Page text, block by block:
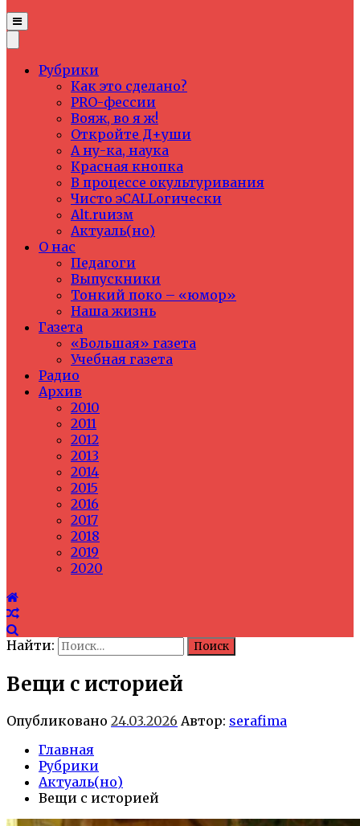
Рубрики
Как это сделано?
PRO-фессии
Вояж, во я ж!
Откройте Д+уши
А ну-ка, наука
Красная кнопка
В процессе окультуривания
Чисто эCALLогически
Alt.ruизм
Актуаль(но)
О нас
Педагоги
Выпускники
Тонкий поко – «юмор»
Наша жизнь
Газета
«Большая» газета
Учебная газета
Радио
Архив
2010
2011
2012
2013
2014
2015
2016
2017
2018
2019
2020
Найти:
Вещи с историей
Опубликовано 24.03.2026 Автор: serafima
Главная
Рубрики
Актуаль(но)
Вещи с историей